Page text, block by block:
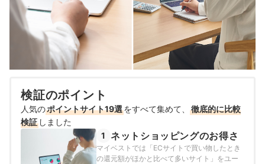
検証のポイント
人気のポイントサイト19選をすべて集めて、
徹底的に比較
検証 しました
1 ネットショッピングのお得さ
マイベストでは「ECサイトで買い物したとき
の還元額がほかと比べて多いサイト」をユー